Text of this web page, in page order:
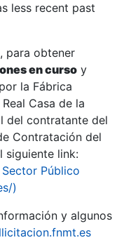
less recent past
para obtener
en curso y
la Fábrica
Casa de la
del contratante del
Contratación del
siguiente link:
Público
)
y algunos